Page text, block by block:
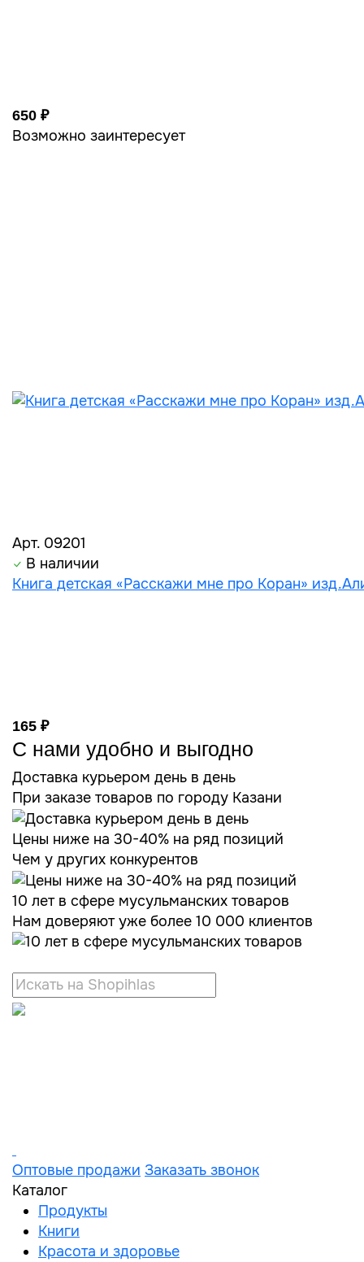
650 ₽
Возможно заинтересует
Арт. 09201
В наличии
Книга детская «Расскажи мне про Коран»
165 ₽
С нами удобно и выгодно
Доставка курьером день в день
При заказе товаров по городу Казани
Цены ниже на 30-40% на ряд позиций
Чем у других конкурентов
10 лет в сфере мусульманских товаров
Нам доверяют уже более 10 000 клиентов
Оптовые продажи Заказать звонок
Каталог
Продукты
Книги
Красота и здоровье